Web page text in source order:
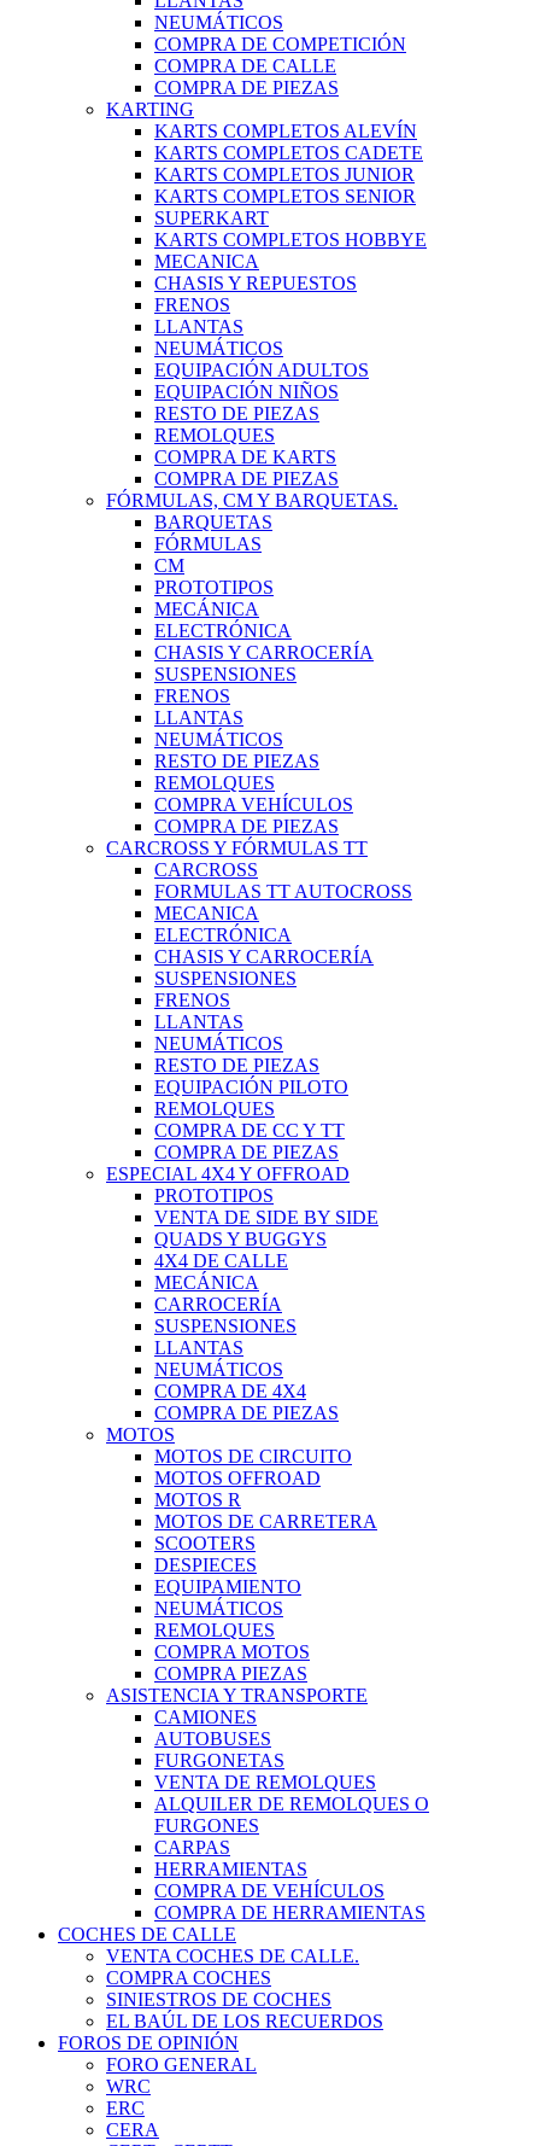
NEUMÁTICOS
COMPRA DE COMPETICIÓN
COMPRA DE CALLE
COMPRA DE PIEZAS
KARTING
KARTS COMPLETOS ALEVÍN
KARTS COMPLETOS CADETE
KARTS COMPLETOS JUNIOR
KARTS COMPLETOS SENIOR
SUPERKART
KARTS COMPLETOS HOBBYE
MECANICA
CHASIS Y REPUESTOS
FRENOS
LLANTAS
NEUMÁTICOS
EQUIPACIÓN ADULTOS
EQUIPACIÓN NIÑOS
RESTO DE PIEZAS
REMOLQUES
COMPRA DE KARTS
COMPRA DE PIEZAS
FÓRMULAS, CM Y BARQUETAS.
BARQUETAS
FÓRMULAS
CM
PROTOTIPOS
MECÁNICA
ELECTRÓNICA
CHASIS Y CARROCERÍA
SUSPENSIONES
FRENOS
LLANTAS
NEUMÁTICOS
RESTO DE PIEZAS
REMOLQUES
COMPRA VEHÍCULOS
COMPRA DE PIEZAS
CARCROSS Y FÓRMULAS TT
CARCROSS
FORMULAS TT AUTOCROSS
MECANICA
ELECTRÓNICA
CHASIS Y CARROCERÍA
SUSPENSIONES
FRENOS
LLANTAS
NEUMÁTICOS
RESTO DE PIEZAS
EQUIPACIÓN PILOTO
REMOLQUES
COMPRA DE CC Y TT
COMPRA DE PIEZAS
ESPECIAL 4X4 Y OFFROAD
PROTOTIPOS
VENTA DE SIDE BY SIDE
QUADS Y BUGGYS
4X4 DE CALLE
MECÁNICA
CARROCERÍA
SUSPENSIONES
LLANTAS
NEUMÁTICOS
COMPRA DE 4X4
COMPRA DE PIEZAS
MOTOS
MOTOS DE CIRCUITO
MOTOS OFFROAD
MOTOS R
MOTOS DE CARRETERA
SCOOTERS
DESPIECES
EQUIPAMIENTO
NEUMÁTICOS
REMOLQUES
COMPRA MOTOS
COMPRA PIEZAS
ASISTENCIA Y TRANSPORTE
CAMIONES
AUTOBUSES
FURGONETAS
VENTA DE REMOLQUES
ALQUILER DE REMOLQUES O
FURGONES
CARPAS
HERRAMIENTAS
COMPRA DE VEHÍCULOS
COMPRA DE HERRAMIENTAS
COCHES DE CALLE
VENTA COCHES DE CALLE.
COMPRA COCHES
SINIESTROS DE COCHES
EL BAÚL DE LOS RECUERDOS
FOROS DE OPINIÓN
FORO GENERAL
WRC
ERC
CERA